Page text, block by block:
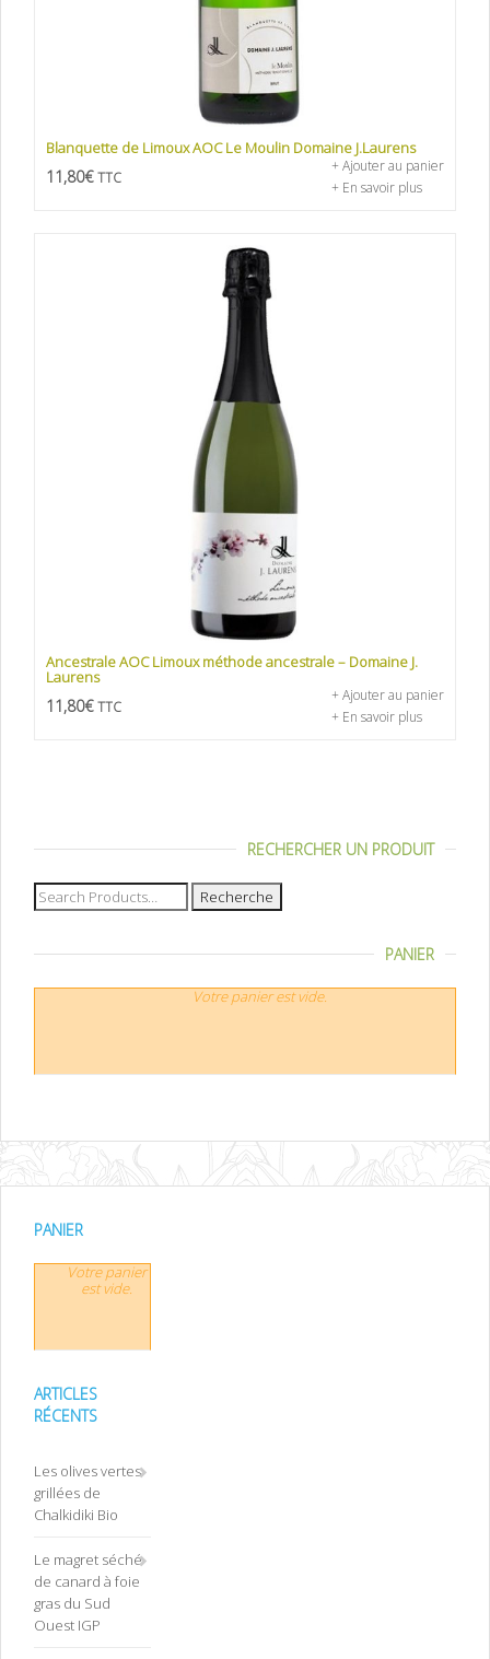
Blanquette de Limoux AOC Le Moulin Domaine J.Laurens
11,80€ TTC
+ Ajouter au panier
+ En savoir plus
Ancestrale AOC Limoux méthode ancestrale – Domaine J.
Laurens
11,80€ TTC
+ Ajouter au panier
+ En savoir plus
RECHERCHER UN PRODUIT
Recherche
pour :
PANIER
Votre panier est vide.
PANIER
Votre panier
est vide.
ARTICLES
RÉCENTS
Les olives vertes
grillées de
Chalkidiki Bio
Le magret séché
de canard à foie
gras du Sud
Ouest IGP